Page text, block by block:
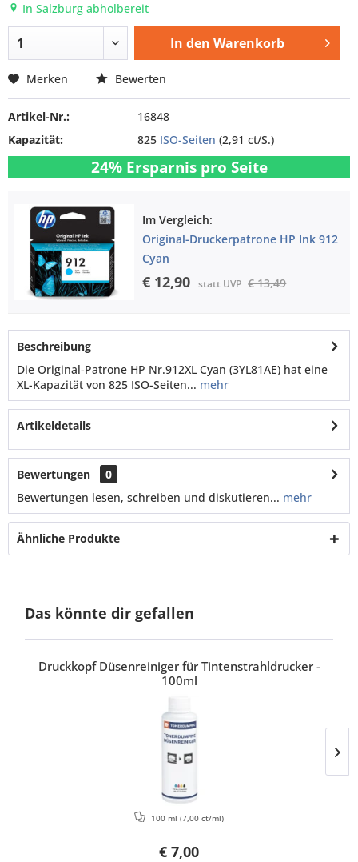
In Salzburg abholbereit
In den Warenkorb
Merken Bewerten
Artikel-Nr.:
16848
Kapazität:
825 ISO-Seiten (2,91 ct/S.)
24% Ersparnis pro Seite
Im Vergleich:
Original-Druckerpatrone HP Ink 912
Cyan
€ 12,90 statt UVP € 13,49
Beschreibung
Die Original-Patrone HP Nr.912XL Cyan (3YL81AE) hat eine
XL-Kapazität von 825 ISO-Seiten... mehr
Artikeldetails
Bewertungen
0
Bewertungen lesen, schreiben und diskutieren... mehr
Ähnliche Produkte
Das könnte dir gefallen
Druckkopf Düsenreiniger für Tintenstrahldrucker -
100ml
€ 7,00
100 ml (7,00 ct/ml)